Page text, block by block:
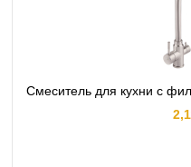
Смеситель для кухни с